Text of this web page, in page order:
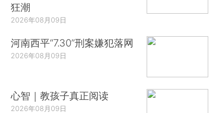
狂潮
2026年08月09日
河南西平“7.30”刑案嫌犯落网
2026年08月09日
心智｜教孩子真正阅读
2026年08月09日